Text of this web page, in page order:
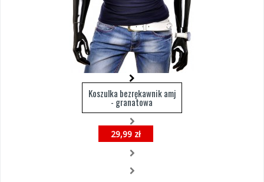
Koszulka bezrękawnik amj
- granatowa
29,99 zł